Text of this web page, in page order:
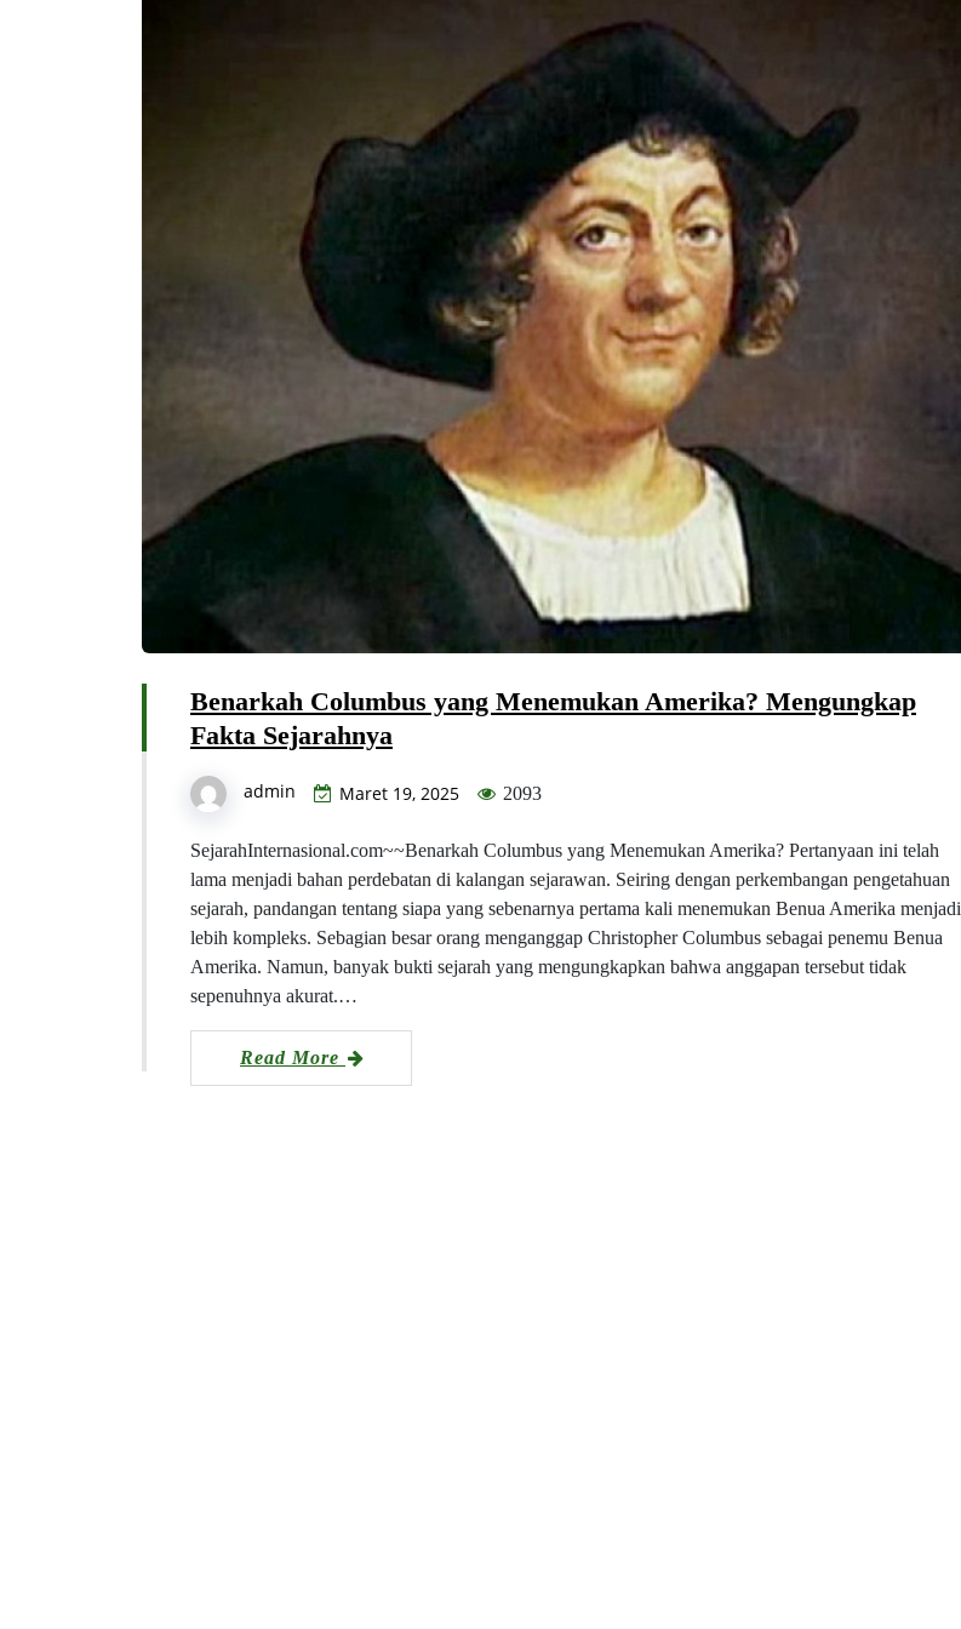
Benarkah Columbus yang Menemukan Amerika? Mengungkap
Fakta Sejarahnya
admin Maret 19, 2025 2093
SejarahInternasional.com~~Benarkah Columbus yang Menemukan Amerika? Pertanyaan ini telah
lama menjadi bahan perdebatan di kalangan sejarawan. Seiring dengan perkembangan pengetahuan
sejarah, pandangan tentang siapa yang sebenarnya pertama kali menemukan Benua Amerika menjadi
lebih kompleks. Sebagian besar orang menganggap Christopher Columbus sebagai penemu Benua
Amerika. Namun, banyak bukti sejarah yang mengungkapkan bahwa anggapan tersebut tidak
sepenuhnya akurat.…
Read More